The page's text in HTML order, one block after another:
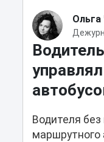
Ольга
Водителя
маршрутного